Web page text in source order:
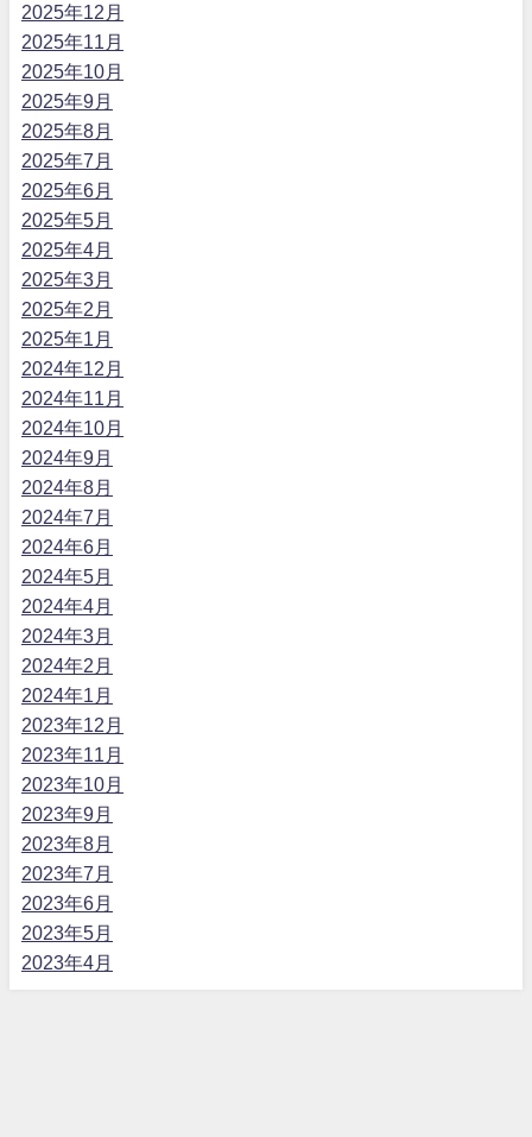
2025年12月
2025年11月
2025年10月
2025年9月
2025年8月
2025年7月
2025年6月
2025年5月
2025年4月
2025年3月
2025年2月
2025年1月
2024年12月
2024年11月
2024年10月
2024年9月
2024年8月
2024年7月
2024年6月
2024年5月
2024年4月
2024年3月
2024年2月
2024年1月
2023年12月
2023年11月
2023年10月
2023年9月
2023年8月
2023年7月
2023年6月
2023年5月
2023年4月